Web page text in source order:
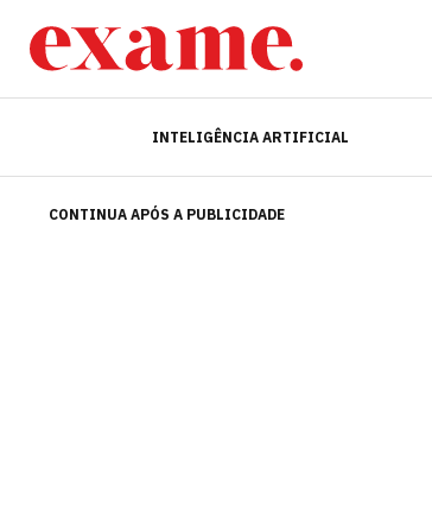
INTELIGÊNCIA ARTIFICIAL
INTELIGÊNCIA ARTIFICIAL
CONTINUA APÓS A PUBLICIDADE